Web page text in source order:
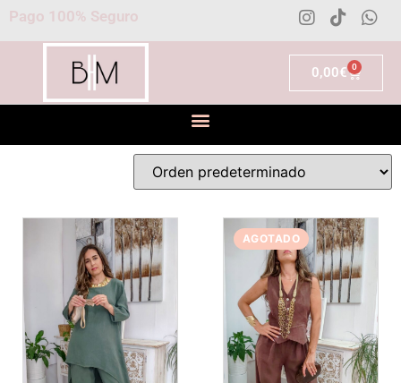
Pago 100% Seguro
0,00€ 0
AGOTADO